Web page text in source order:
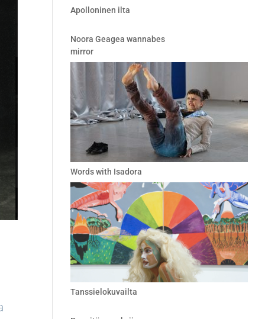
Apolloninen ilta
Noora Geagea wannabes
mirror
Words with Isadora
Tanssielokuvailta